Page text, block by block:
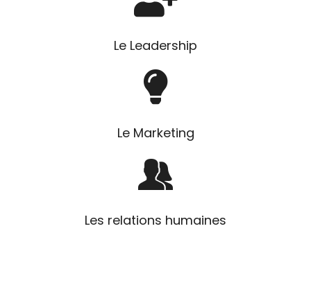
Le Leadership
Le Marketing
Les relations humaines